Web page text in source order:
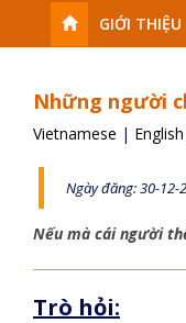
GIỚI THIỆU
Những người
Vietnamese | English
Ngày đăng: 30-
Nếu mà cái người
Trò hỏi: